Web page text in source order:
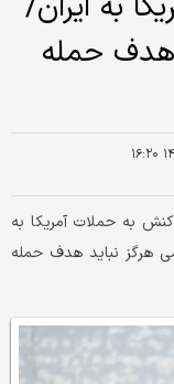
هدف حمله
به حملات آمریکا به
هرگز نباید هدف حمله